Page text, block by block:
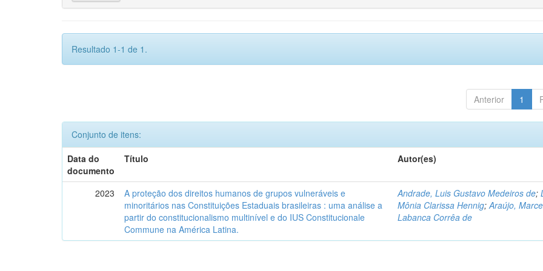
Resultado 1-1 de 1.
Anterior 1
Conjunto de itens:
Data do
documento
Título Autor(es)
2023
A proteção dos direitos humanos de grupos vulneráveis e
minoritários nas Constituições Estaduais brasileiras : uma análise a
partir do constitucionalismo multinível e do IUS Constitucionale
Commune na América Latina.
Andrade, Luis Gustavo Medeiros de;
Mônia Clarissa Hennig;Araújo,
Labanca Corrêa de